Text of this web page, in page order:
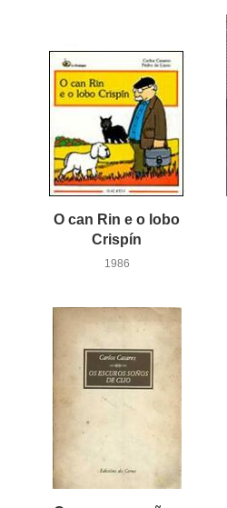
O can Rin e o lobo
Crispín
1986